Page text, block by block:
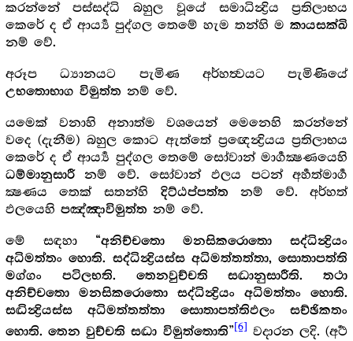
කරන්නේ පස්සද්ධි බහුල වූයේ සමාධින්‍ද්‍රිය ප්‍ර‍තිලාභය
කෙරේ ද ඒ ආර්‍ය්‍ය පුද්ගල තෙමේ හැම තන්හි මකායසක්ඛි
නම් වේ.
අරූප ධ්‍යානයට පැමිණ අර්හත්‍වයට පැමිණියේ
උභතොභාග විමුත්ත නම් වේ.
යමෙක් වනාහි අනාත්ම වශයෙන් මෙනෙහි කරන්නේ
වදෙ (දැනීම) බහුල කොට ඇත්තේ ප්‍රඥෙන්‍ද්‍රියය ප්‍ර‍තිලාභය
කෙරේ ද ඒ ආර්‍ය්‍ය පුද්ගල තෙමේ සෝවාන් මාර්‍ගක්‍ෂණයෙහි
ධම්මානුසාරීනම් වේ. සෝවාන් ඵලය පටන් අර්‍හත්මාර්‍ග
ක්‍ෂණය තෙක් සතන්හි දිට්ඨප්පත්ත නම් වේ. අර්හත්
ඵලයෙහි පඤ්ඤාවිමුත්ත නම් වේ.
මේ සඳහා “අනිච්චතො මනසිකරොතො සද්ධින්‍ද්‍රියං
අධිමත්තං හොති. සද්ධින්‍ද්‍රියස්ස අධිමත්තත්තා‍, සොතාපත්ති
මග්ගං පටිලභති. තෙනවුච්චති සද්‍ධානුසාරීති. තථා
අනිච්චතො මනසිකරොතො සද්ධින්‍ද්‍රියං අධිමත්තං හොති.
සද්‍ධින්‍ද්‍රියස්ස අධිමත්තත්තා සොතාපත්තිඵලං සච්ඡිකතං
හොති. තෙන වුච්චති සද්‍ධා විමුත්තොති”[6] වදාරන ලදි. (අර්‍ථ